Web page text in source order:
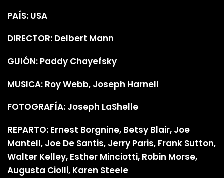
PAÍS: USA
DIRECTOR: Delbert Mann
GUIÓN: Paddy Chayefsky
MUSICA: Roy Webb, Joseph Harnell
FOTOGRAFÍA: Joseph LaShelle
REPARTO: Ernest Borgnine, Betsy Blair, Joe
Mantell, Joe De Santis, Jerry Paris, Frank Sutton,
Walter Kelley, Esther Minciotti, Robin Morse,
Augusta Ciolli, Karen Steele